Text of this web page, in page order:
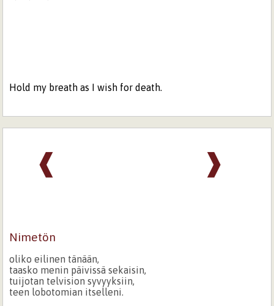
Hold my breath as I wish for death.
❱
❰
Nimetön
oliko eilinen tänään,
taasko menin päivissä sekaisin,
tuijotan telvision syvyyksiin,
teen lobotomian itselleni.